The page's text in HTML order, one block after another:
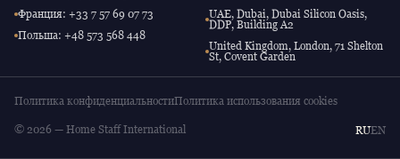
Франция: +33 7 57 69 07 73
Польша: +48 573 568 448
UAE, Dubai, Dubai Silicon Oasis,
DDP, Building A2
United Kingdom, London, 71 Shelton
St, Covent Garden
Политика конфиденциальностиПолитика использования cookies
© 2026 — Home Staff International RUEN